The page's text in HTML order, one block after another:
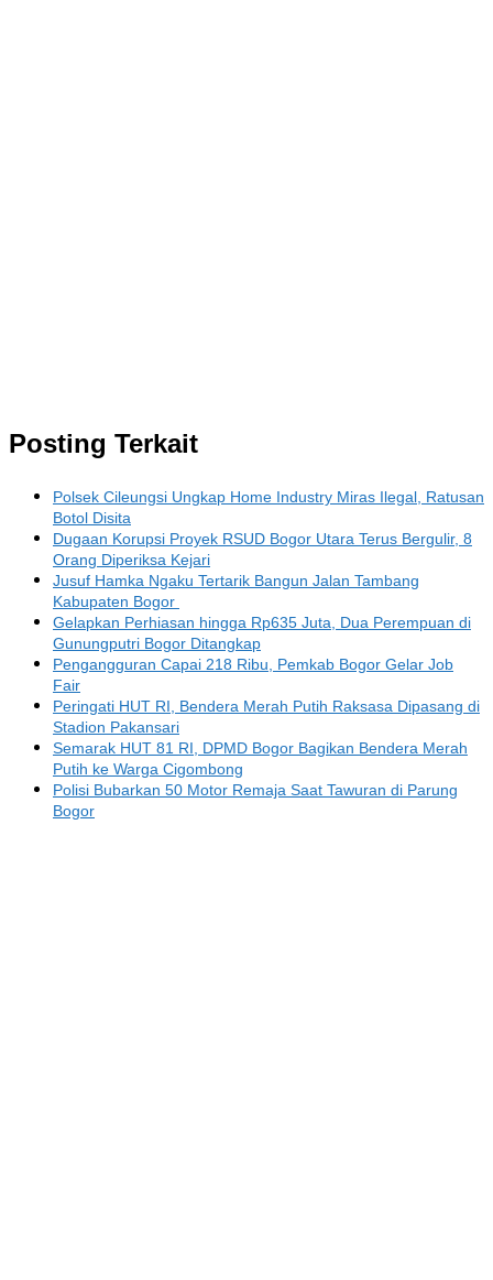
Posting Terkait
Polsek Cileungsi Ungkap Home Industry Miras Ilegal, Ratusan
Botol Disita
Dugaan Korupsi Proyek RSUD Bogor Utara Terus Bergulir, 8
Orang Diperiksa Kejari
Jusuf Hamka Ngaku Tertarik Bangun Jalan Tambang
Kabupaten Bogor
Gelapkan Perhiasan hingga Rp635 Juta, Dua Perempuan di
Gunungputri Bogor Ditangkap
Pengangguran Capai 218 Ribu, Pemkab Bogor Gelar Job
Fair
Peringati HUT RI, Bendera Merah Putih Raksasa Dipasang di
Stadion Pakansari
Semarak HUT 81 RI, DPMD Bogor Bagikan Bendera Merah
Putih ke Warga Cigombong
Polisi Bubarkan 50 Motor Remaja Saat Tawuran di Parung
Bogor